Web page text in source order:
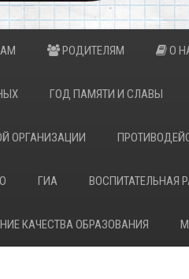
РОДИТЕЛЯМ О
ГОД ПАМЯТИ И СЛАВЫ
ОРГАНИЗАЦИИ
ГИА ВОСПИТАТЕЛЬНАЯ
КАЧЕСТВА ОБРАЗОВАНИЯ